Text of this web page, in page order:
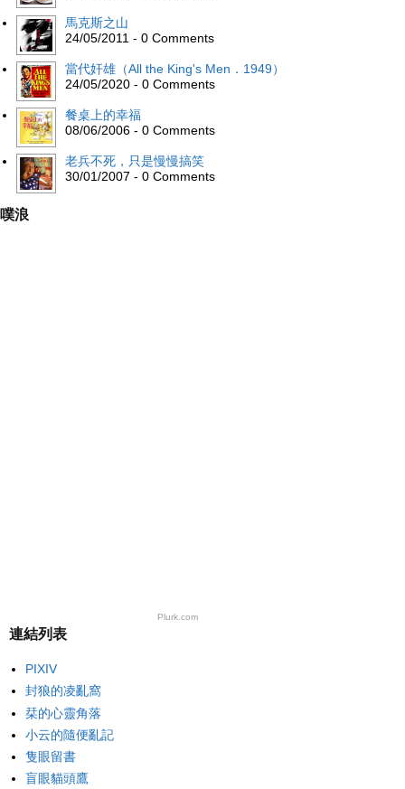
馬克斯之山
24/05/2011 - 0 Comments
當代奸雄（All the King's Men．1949）
24/05/2020 - 0 Comments
餐桌上的幸福
08/06/2006 - 0 Comments
老兵不死，只是慢慢搞笑
30/01/2007 - 0 Comments
噗浪
Plurk.com
連結列表
PIXIV
封狼的凌亂窩
栞的心靈角落
小云的隨便亂記
隻眼留書
盲眼貓頭鷹